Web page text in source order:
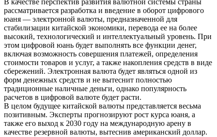
В качестве перспектив развития валютной системы страны
рассматривается разработка и введение в оборот цифрового
юаня — электронной валюты, предназначенной для
стабилизации китайской экономики, перевода ее на более
высокий, технологический и интеллектуальный уровень. При
этом цифровой юань будет выполнять все функции денег,
включая возможность совершения платежей, определения
стоимости товаров и услуг, а также накопления средств в виде
сбережений. Электронная валюта будет являться одной из
форм денежных средств и не вытеснит полностью
традиционные наличные деньги, однако популярность
расчетов в цифровой валюте будет расти.
В целом будущее китайской валюты представляется весьма
позитивным. Эксперты прогнозируют рост курса юаня, а
также его выход к 2030 году на международную арену в
качестве резервной валюты, вытеснив американский доллар.